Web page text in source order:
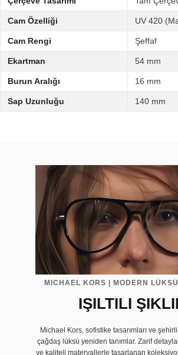
Cam Özelliği UV 420
Cam Rengi Şeffaf
Ekartman 54 mm
Burun Aralığı 16 mm
Sap Uzunluğu 140 mm
MICHAEL KORS | MODERN
IŞILTILI
Michael Kors, sofistike tasarımları ve şehirli
çağdaş lüksü yeniden tanımlar. Zarif
ve kaliteli materyallerle tasarlanan